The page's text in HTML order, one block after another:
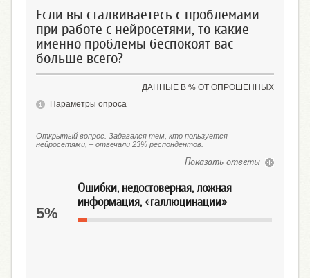
Если вы сталкиваетесь с проблемами
при работе с нейросетями, то какие
именно проблемы беспокоят вас
больше всего?
ДАННЫЕ В % ОТ ОПРОШЕННЫХ
Параметры опроса
Открытый вопрос. Задавался тем, кто пользуется
нейросетями, ‒ отвечали 23% респондентов.
Показать ответы
Ошибки, недостоверная, ложная
информация, «галлюцинации»
5%